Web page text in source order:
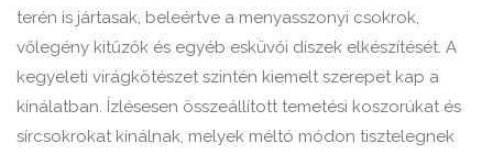
terén is jártasak, beleértve a menyasszonyi csokrok,
vőlegény kitűzők és egyéb esküvői díszek elkészítését. A
kegyeleti virágkötészet szintén kiemelt szerepet kap a
kínálatban. Ízlésesen összeállított temetési koszorúkat és
sírcsokrokat kínálnak, melyek méltó módon tisztelegnek